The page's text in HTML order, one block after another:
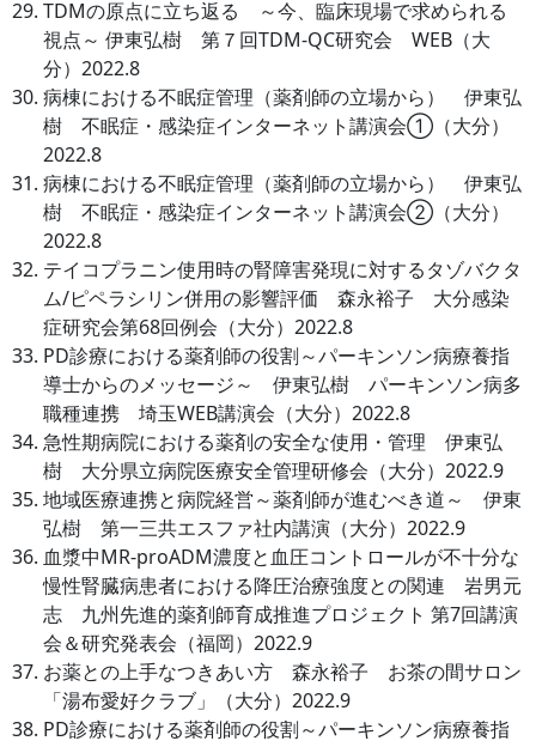
TDMの原点に立ち返る ～今、臨床現場で求められる
視点～ 伊東弘樹 第７回TDM-QC研究会 WEB（大
分）2022.8
病棟における不眠症管理（薬剤師の立場から） 伊東弘
樹 不眠症・感染症インターネット講演会①（大分）
2022.8
病棟における不眠症管理（薬剤師の立場から） 伊東弘
樹 不眠症・感染症インターネット講演会②（大分）
2022.8
テイコプラニン使用時の腎障害発現に対するタゾバクタ
ム/ピペラシリン併用の影響評価 森永裕子 大分感染
症研究会第68回例会（大分）2022.8
PD診療における薬剤師の役割～パーキンソン病療養指
導士からのメッセージ～ 伊東弘樹 パーキンソン病多
職種連携 埼玉WEB講演会（大分）2022.8
急性期病院における薬剤の安全な使用・管理 伊東弘
樹 大分県立病院医療安全管理研修会（大分）2022.9
地域医療連携と病院経営～薬剤師が進むべき道～ 伊東
弘樹 第一三共エスファ社内講演（大分）2022.9
血漿中MR-proADM濃度と血圧コントロールが不十分な
慢性腎臓病患者における降圧治療強度との関連 岩男元
志 九州先進的薬剤師育成推進プロジェクト 第7回講演
会＆研究発表会（福岡）2022.9
お薬との上手なつきあい方 森永裕子 お茶の間サロン
「湯布愛好クラブ」（大分）2022.9
PD診療における薬剤師の役割～パーキンソン病療養指